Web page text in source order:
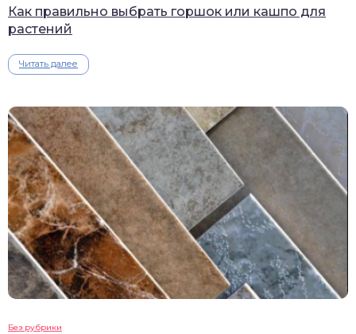
Как правильно выбрать горшок или кашпо для
растений
Читать далее
Без рубрики